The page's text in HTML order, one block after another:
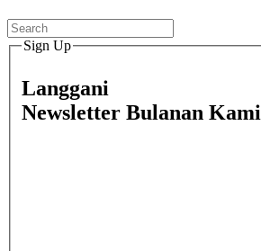
Sign Up
Langgani
Newsletter Bulanan Kami